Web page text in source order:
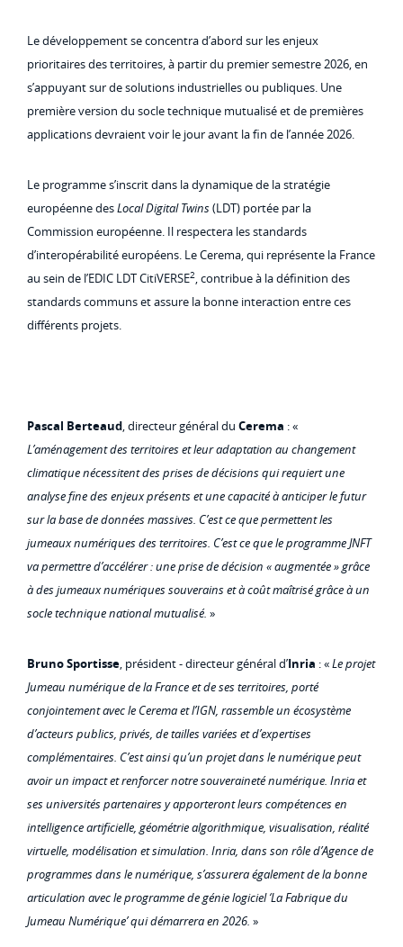
Le développement se concentra d’abord sur les enjeux
prioritaires des territoires, à partir du premier semestre 2026, en
s’appuyant sur de solutions industrielles ou publiques. Une
première version du socle technique mutualisé et de premières
applications devraient voir le jour avant la fin de l’année 2026.
Le programme s’inscrit dans la dynamique de la stratégie
européenne desLocal Digital Twins(LDT) portée par la
Commission européenne. Il respectera les standards
d’interopérabilité européens. Le Cerema, qui représente la France
au sein de l’EDIC LDT CitiVERSE2, contribue à la définition des
standards communs et assure la bonne interaction entre ces
différents projets.
Pascal Berteaud, directeur général du Cerema : «
L’aménagement des territoires et leur adaptation au changement
climatique nécessitent des prises de décisions qui requiert une
analyse fine des enjeux présents et une capacité à anticiper le futur
sur la base de données massives. C’est ce que permettent les
jumeaux numériques des territoires. C’est ce que le programme JNFT
va permettre d’accélérer : une prise de décision « augmentée » grâce
à des jumeaux numériques souverains et à coût maîtrisé grâce à un
socle technique national mutualisé. »
Bruno Sportisse, président - directeur général d’Inria : «Le projet
Jumeau numérique de la France et de ses territoires, porté
conjointement avec le Cerema et l’IGN, rassemble un écosystème
d’acteurs publics, privés, de tailles variées et d’expertises
complémentaires. C’est ainsi qu’un projet dans le numérique peut
avoir un impact et renforcer notre souveraineté numérique. Inria et
ses universités partenaires y apporteront leurs compétences en
intelligence artificielle, géométrie algorithmique, visualisation, réalité
virtuelle, modélisation et simulation. Inria, dans son rôle d’Agence de
programmes dans le numérique, s’assurera également de la bonne
articulation avec le programme de génie logiciel ‘La Fabrique du
Jumeau Numérique’ qui démarrera en 2026. »